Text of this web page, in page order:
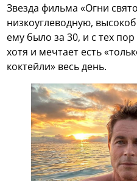
Звезда фильма «Огни
низкоуглеводную,
ему было за 30, и с тех
хотя и мечтает есть
коктейли» весь день.